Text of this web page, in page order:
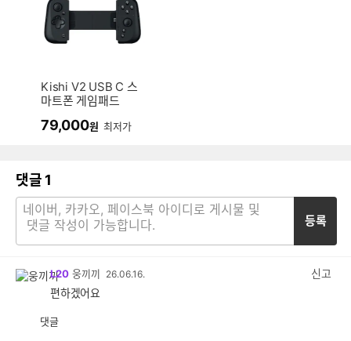
Kishi V2 USB C 스
마트폰 게임패드
79,000원 최저가
댓글 1
등록
L20 웅끼끼 26.06.16.
신고
편하겠어요
댓글